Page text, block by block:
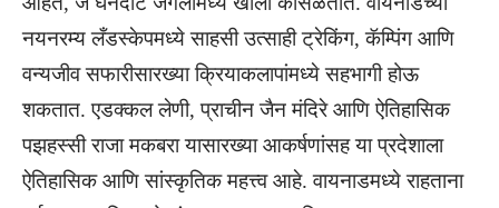
नयनरम्य लँडस्केपमध्ये साहसी उत्साही ट्रेकिंग, कॅम्पिंग आणि
वन्यजीव सफारीसारख्या क्रियाकलापांमध्ये सहभागी होऊ
शकतात. एडक्कल लेणी, प्राचीन जैन मंदिरे आणि ऐतिहासिक
पझहस्सी राजा मकबरा यासारख्या आकर्षणांसह या प्रदेशाला
ऐतिहासिक आणि सांस्कृतिक महत्त्व आहे. वायनाडमध्ये राहताना